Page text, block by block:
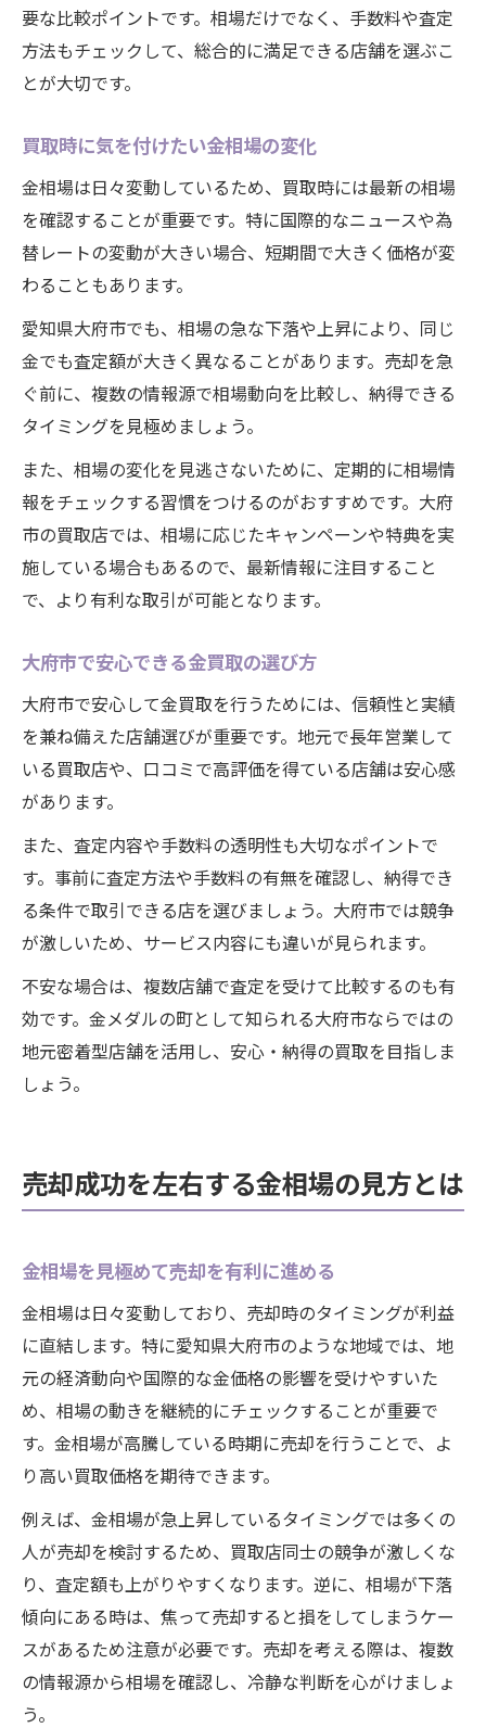
要な比較ポイントです。相場だけでなく、手数料や査定
方法もチェックして、総合的に満足できる店舗を選ぶこ
とが大切です。
買取時に気を付けたい金相場の変化
金相場は日々変動しているため、買取時には最新の相場
を確認することが重要です。特に国際的なニュースや為
替レートの変動が大きい場合、短期間で大きく価格が変
わることもあります。
愛知県大府市でも、相場の急な下落や上昇により、同じ
金でも査定額が大きく異なることがあります。売却を急
ぐ前に、複数の情報源で相場動向を比較し、納得できる
タイミングを見極めましょう。
また、相場の変化を見逃さないために、定期的に相場情
報をチェックする習慣をつけるのがおすすめです。大府
市の買取店では、相場に応じたキャンペーンや特典を実
施している場合もあるので、最新情報に注目すること
で、より有利な取引が可能となります。
大府市で安心できる金買取の選び方
大府市で安心して金買取を行うためには、信頼性と実績
を兼ね備えた店舗選びが重要です。地元で長年営業して
いる買取店や、口コミで高評価を得ている店舗は安心感
があります。
また、査定内容や手数料の透明性も大切なポイントで
す。事前に査定方法や手数料の有無を確認し、納得でき
る条件で取引できる店を選びましょう。大府市では競争
が激しいため、サービス内容にも違いが見られます。
不安な場合は、複数店舗で査定を受けて比較するのも有
効です。金メダルの町として知られる大府市ならではの
地元密着型店舗を活用し、安心・納得の買取を目指しま
しょう。
売却成功を左右する金相場の見方とは
金相場を見極めて売却を有利に進める
金相場は日々変動しており、売却時のタイミングが利益
に直結します。特に愛知県大府市のような地域では、地
元の経済動向や国際的な金価格の影響を受けやすいた
め、相場の動きを継続的にチェックすることが重要で
す。金相場が高騰している時期に売却を行うことで、よ
り高い買取価格を期待できます。
例えば、金相場が急上昇しているタイミングでは多くの
人が売却を検討するため、買取店同士の競争が激しくな
り、査定額も上がりやすくなります。逆に、相場が下落
傾向にある時は、焦って売却すると損をしてしまうケー
スがあるため注意が必要です。売却を考える際は、複数
の情報源から相場を確認し、冷静な判断を心がけましょ
う。